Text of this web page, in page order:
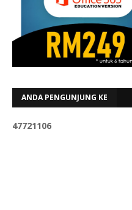
ANDA PENGUNJUNG KE
47721106